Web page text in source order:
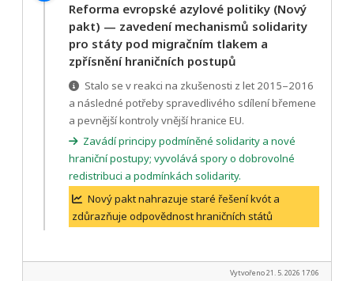
Reforma evropské azylové politiky (Nový
pakt) — zavedení mechanismů solidarity
pro státy pod migračním tlakem a
zpřísnění hraničních postupů
Stalo se v reakci na zkušenosti z let 2015–2016
a následné potřeby spravedlivého sdílení břemene
a pevnější kontroly vnější hranice EU.
Zavádí principy podmíněné solidarity a nové
hraniční postupy; vyvolává spory o dobrovolné
redistribuci a podmínkách solidarity.
Nový pakt nahrazuje staré řešení kvót a
zdůrazňuje odpovědnost hraničních států
Vytvořeno 21. 5. 2026 17:06